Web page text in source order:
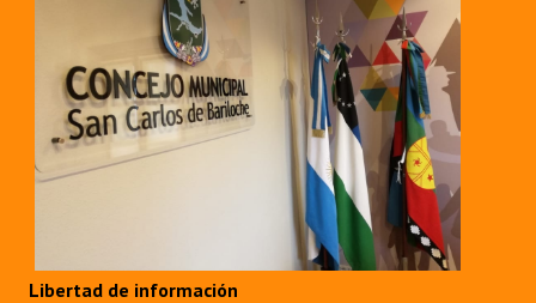
Libertad de información